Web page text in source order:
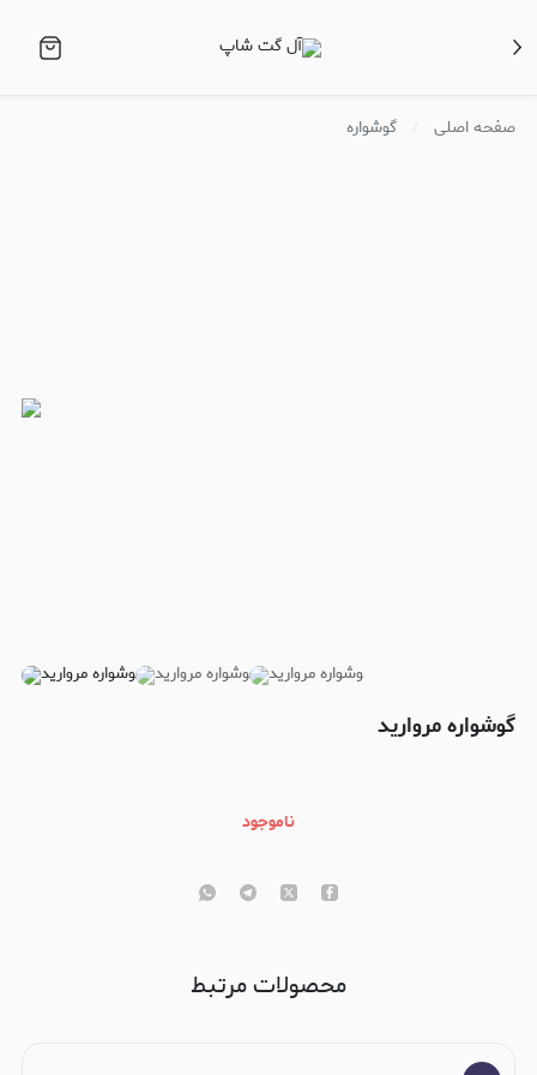
صفحه اصلی گوشواره
گوشواره مروارید
ناموجود
محصولات مرتبط